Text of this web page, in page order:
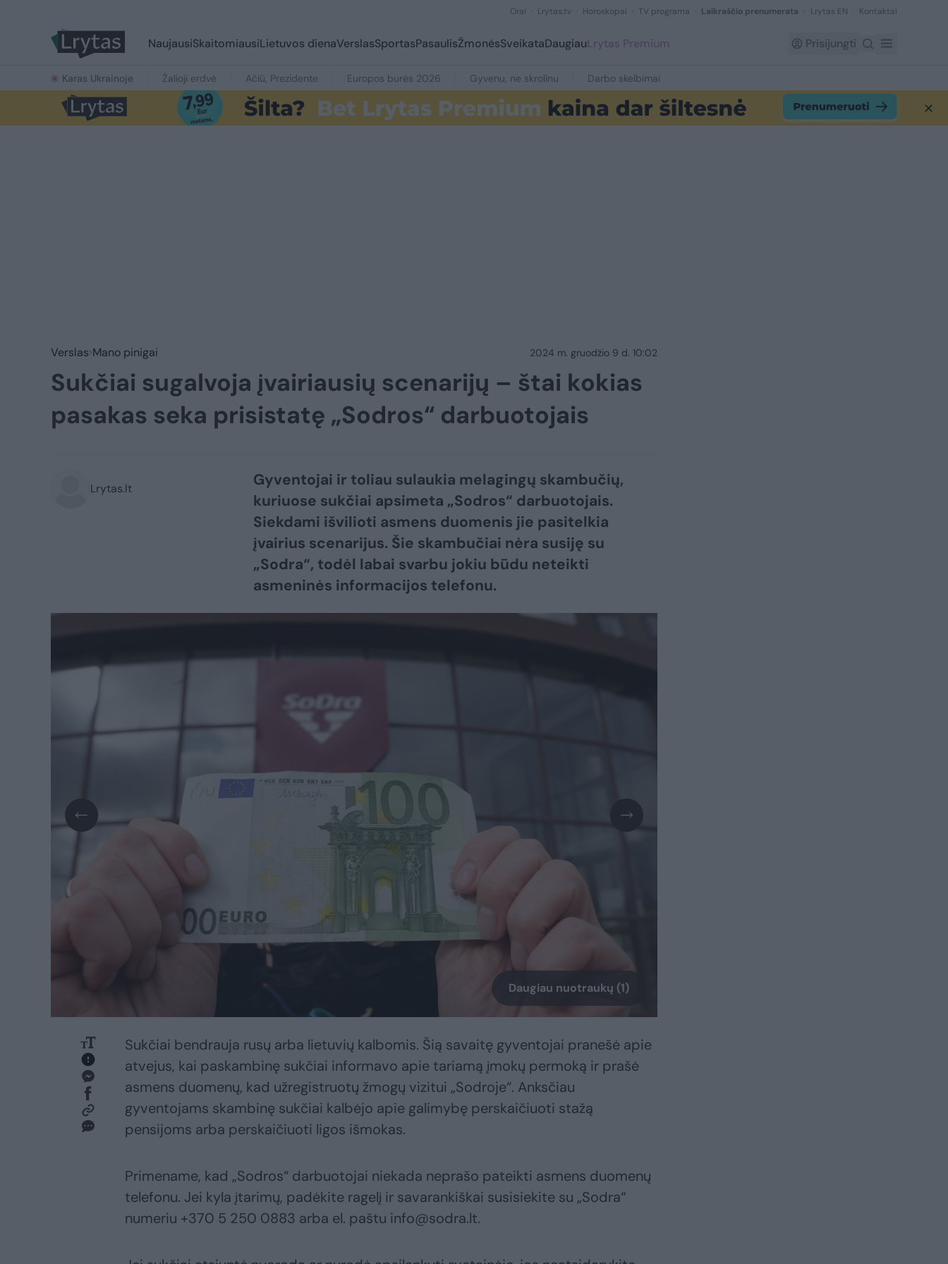
Orai Lrytas.tv Horoskopai TV programa Laikraščio prenumerata Lrytas EN Kontaktai
NaujausiSkaitomiausiLietuvos dienaVerslasSportasPasaulisŽmonėsSveikataDaugiauLrytas Premium Prisijungti
Karas Ukrainoje Žalioji erdvė Ačiū, Prezidente Europos burės 2026 Gyvenu, ne skrolinu Darbo skelbimai
Verslas Mano pinigai 2024 m. gruodžio 9 d. 10:02
Sukčiai sugalvoja įvairiausių scenarijų – štai kokias
pasakas seka prisistatę „Sodros“ darbuotojais
Lrytas.lt
Gyventojai ir toliau sulaukia melagingų skambučių,
kuriuose sukčiai apsimeta „Sodros“ darbuotojais.
Siekdami išvilioti asmens duomenis jie pasitelkia
įvairius scenarijus. Šie skambučiai nėra susiję su
„Sodra“, todėl labai svarbu jokiu būdu neteikti
asmeninės informacijos telefonu.
Daugiau nuotraukų (1)
Sukčiai bendrauja rusų arba lietuvių kalbomis. Šią savaitę gyventojai pranešė apie
atvejus, kai paskambinę sukčiai informavo apie tariamą įmokų permoką ir prašė
asmens duomenų, kad užregistruotų žmogų vizitui „Sodroje“. Anksčiau
gyventojams skambinę sukčiai kalbėjo apie galimybę perskaičiuoti stažą
pensijoms arba perskaičiuoti ligos išmokas.
Primename, kad „Sodros“ darbuotojai niekada neprašo pateikti asmens duomenų
telefonu. Jei kyla įtarimų, padėkite ragelį ir savarankiškai susisiekite su „Sodra“
numeriu +370 5 250 0883 arba el. paštu info@sodra.lt.